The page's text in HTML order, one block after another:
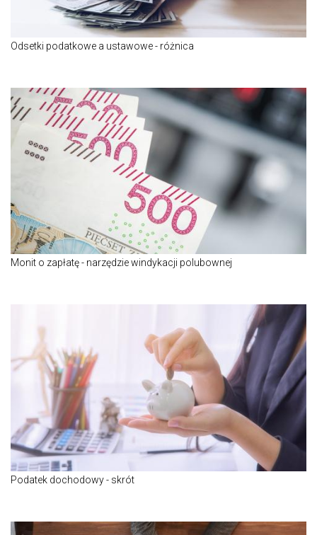
Odsetki podatkowe a ustawowe - różnica
Monit o zapłatę - narzędzie windykacji polubownej
Podatek dochodowy - skrót